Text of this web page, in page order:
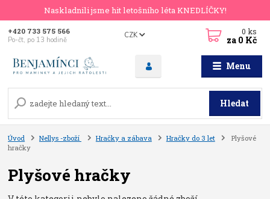
Naskladnili jsme hit letošního léta KNEDLÍČKY!
Menu
CZK
Hledat
+420 733 575 566
Po-čt, po 13 hodině
0ks
za 0 Kč
Úvod Nellys -zboží Hračky a zábava Hračky do 3 let
Plyšové
hračky
Plyšové hračky